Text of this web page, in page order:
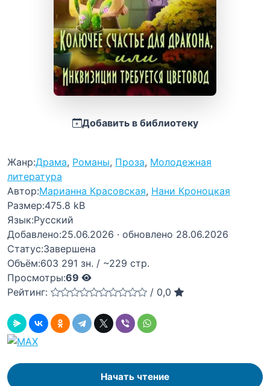
Добавить в библиотеку
Жанр:Драма, Романы, Проза, Молодежная
литература
Автор:Марианна Красовская, Нани Кроноцкая
Размер:475.8 kB
Язык:Русский
Добавлено:25.06.2026 · обновлено 28.06.2026
Статус:Завершена
Объём:603 291 зн. / ~229 стр.
Просмотры:69
Рейтинг:
/ 0,0
Начать чтение